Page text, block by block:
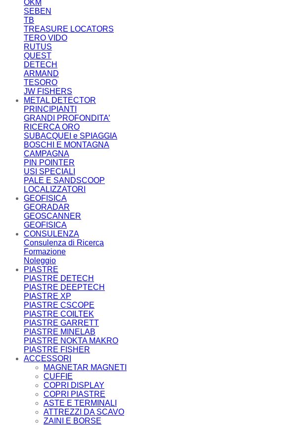
OKM
SEBEN
TB
TREASURE LOCATORS
TERO VIDO
RUTUS
QUEST
DETECH
ARMAND
TESORO
JW FISHERS
METAL DETECTOR
PRINCIPIANTI
GRANDI PROFONDITA’
RICERCA ORO
SUBACQUEI e SPIAGGIA
BOSCHI E MONTAGNA
CAMPAGNA
PIN POINTER
USI SPECIALI
PALE E SANDSCOOP
LOCALIZZATORI
GEOFISICA
GEORADAR
GEOSCANNER
GEOFISICA
CONSULENZA
Consulenza di Ricerca
Formazione
Noleggio
PIASTRE
PIASTRE DETECH
PIASTRE DEEPTECH
PIASTRE XP
PIASTRE CSCOPE
PIASTRE COILTEK
PIASTRE GARRETT
PIASTRE MINELAB
PIASTRE NOKTA MAKRO
PIASTRE FISHER
ACCESSORI
MAGNETAR MAGNETI
CUFFIE
COPRI DISPLAY
COPRI PIASTRE
ASTE E TERMINALI
ATTREZZI DA SCAVO
ZAINI E BORSE